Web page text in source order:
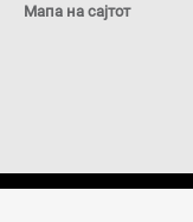
Мапа на сајтот